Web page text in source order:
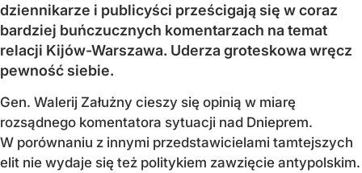
dziennikarze i publicyści prześcigają się w coraz
bardziej buńczucznych komentarzach na temat
relacji Kijów-Warszawa. Uderza groteskowa wręcz
pewność siebie.
Gen. Walerij Załużny cieszy się opinią w miarę
rozsądnego komentatora sytuacji nad Dnieprem.
W porównaniu z innymi przedstawicielami tamtejszych
elit nie wydaje się też politykiem zawzięcie antypolskim.